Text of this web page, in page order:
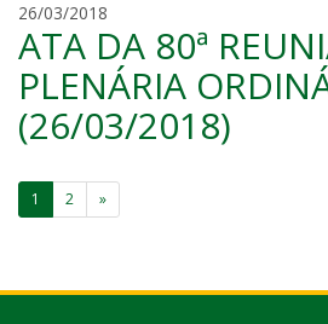
e
i
r
a
26/03/2018
a
u
r
o
v
i
ATA DA 80ª
PLENÁRIA
(26/03/2018)
Paginação
posts
1 2 »